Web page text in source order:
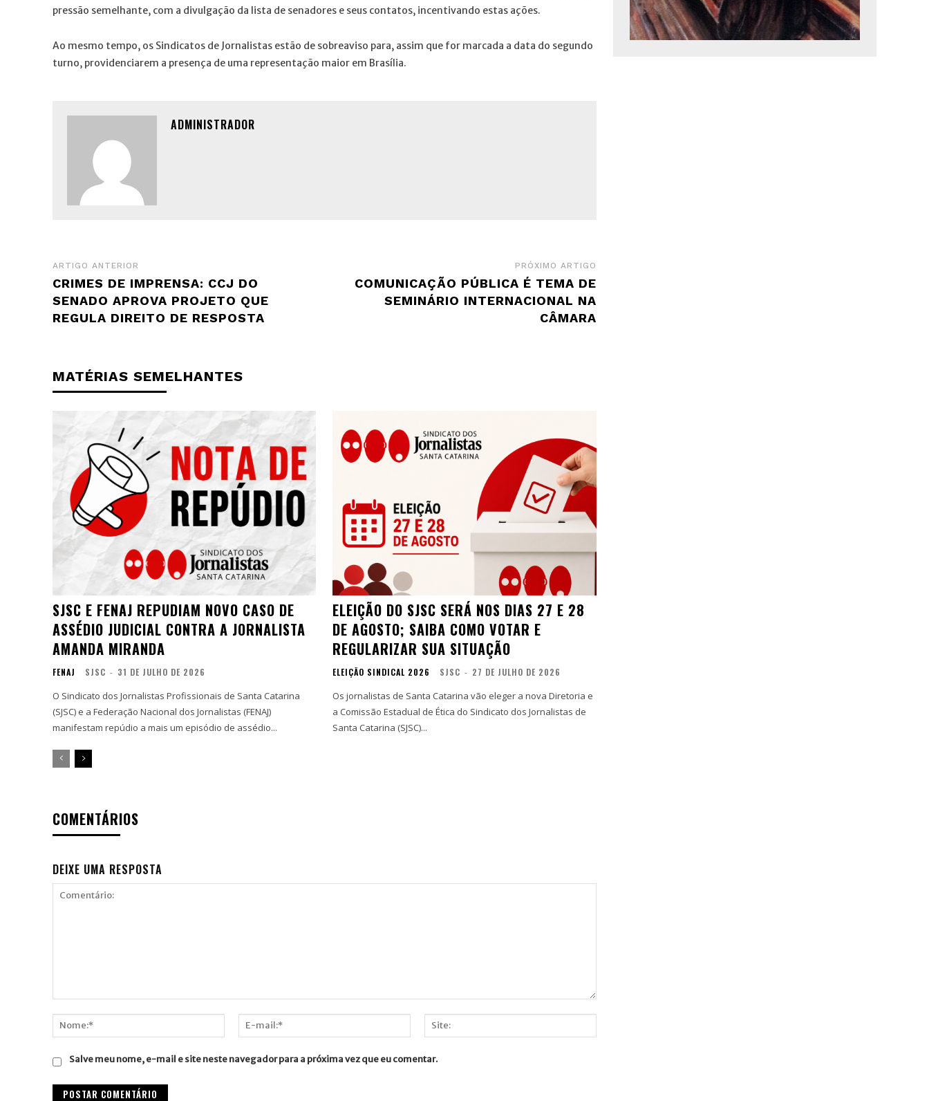
pressão semelhante, com a divulgação da lista de senadores e seus contatos, incentivando estas ações.
Ao mesmo tempo, os Sindicatos de Jornalistas estão de sobreaviso para, assim que for marcada a data do segundo
turno, providenciarem a presença de uma representação maior em Brasília.
ADMINISTRADOR
ARTIGO ANTERIOR
CRIMES DE IMPRENSA: CCJ DO
SENADO APROVA PROJETO QUE
REGULA DIREITO DE RESPOSTA
PRÓXIMO ARTIGO
COMUNICAÇÃO PÚBLICA É TEMA DE
SEMINÁRIO INTERNACIONAL NA
CÂMARA
MATÉRIAS SEMELHANTES
SJSC E FENAJ REPUDIAM NOVO CASO DE
ASSÉDIO JUDICIAL CONTRA A JORNALISTA
AMANDA MIRANDA
FENAJ SJSC - 31 DE JULHO DE 2026
O Sindicato dos Jornalistas Profissionais de Santa Catarina
(SJSC) e a Federação Nacional dos Jornalistas (FENAJ)
manifestam repúdio a mais um episódio de assédio...
ELEIÇÃO DO SJSC SERÁ NOS DIAS 27 E 28
DE AGOSTO; SAIBA COMO VOTAR E
REGULARIZAR SUA SITUAÇÃO
ELEIÇÃO SINDICAL 2026 SJSC - 27 DE JULHO DE 2026
Os jornalistas de Santa Catarina vão eleger a nova Diretoria e
a Comissão Estadual de Ética do Sindicato dos Jornalistas de
Santa Catarina (SJSC)...
COMENTÁRIOS
DEIXE UMA RESPOSTA
mail:*
Salve meu nome, e-mail e site neste navegador para a próxima vez que eu comentar.